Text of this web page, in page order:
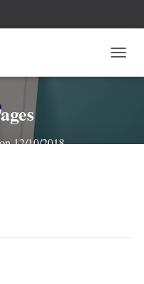
O
N
12/10/2018